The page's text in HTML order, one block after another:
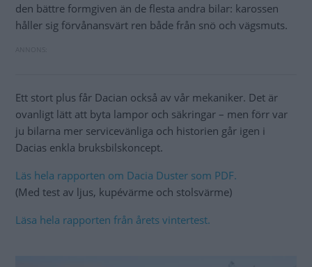
den bättre formgiven än de flesta andra bilar: karossen
håller sig förvånansvärt ren både från snö och vägsmuts.
Ett stort plus får Dacian också av vår mekaniker. Det är
ovanligt lätt att byta lampor och säkringar – men förr var
ju bilarna mer servicevänliga och historien går igen i
Dacias enkla bruksbilskoncept.
Läs hela rapporten om Dacia Duster som PDF.
(Med test av ljus, kupévärme och stolsvärme)
Läsa hela rapporten från årets vintertest.